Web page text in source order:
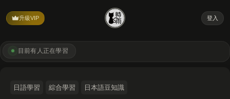
升級VIP 登入
目前有 人正在學習
日語學習 綜合學習 日本語豆知識